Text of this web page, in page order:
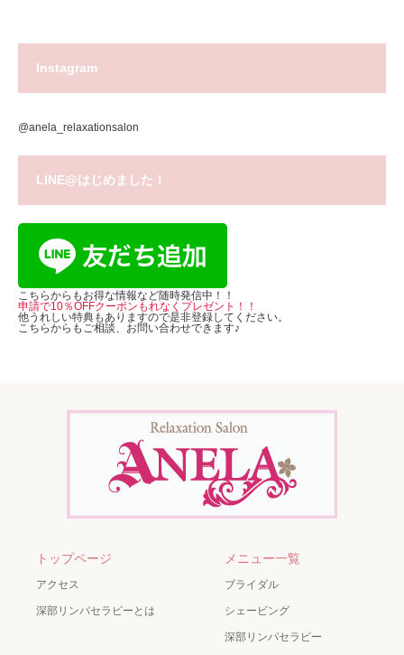
Instagram
@anela_relaxationsalon
LINE@はじめました！
こちらからもお得な情報など随時発信中！！
申請で10％OFFクーポンもれなくプレゼント！！
他うれしい特典もありますので是非登録してください。
こちらからもご相談、お問い合わせできます♪
トップページ
アクセス
深部リンパセラピーとは
メニュー一覧
ブライダル
シェービング
深部リンパセラピー